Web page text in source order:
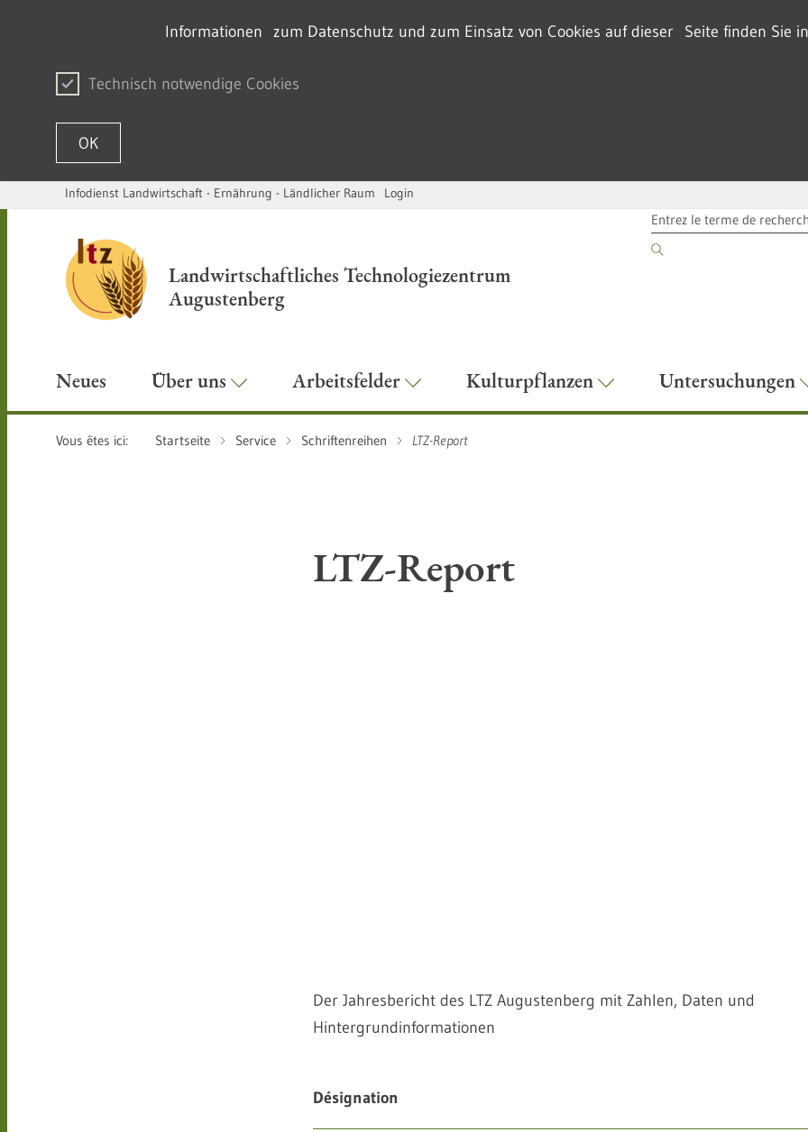
Informationen zum Datenschutz und zum Einsatz von Cookies auf dieser Seite finden Sie
Technisch notwendige Cookies
OK
Passer au contenu
Infodienst Landwirtschaft - Ernährung - Ländlicher Raum Login
Landwirtschaftliches Technologiezentrum
Augustenberg
TERME DE RECHERCHE
Neues Über uns Arbeitsfelder Kulturpflanzen Untersuchungen
Vous êtes ici: Startseite Service Schriftenreihen LTZ-Report
LTZ-Report
Der Jahresbericht des LTZ Augustenberg mit Zahlen, Daten und
Hintergrundinformationen
Désignation